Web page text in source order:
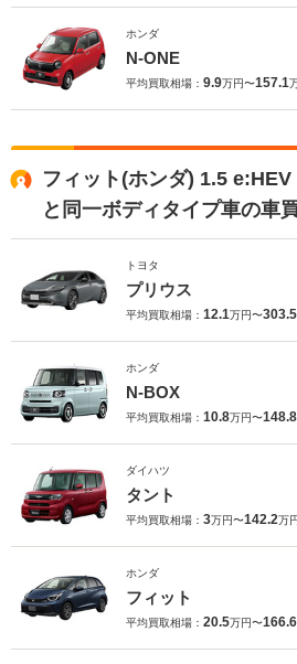
ホンダ
N-ONE
平均買取相場： 9.9万円〜157.1
フィット(ホンダ) 1.5
と同一ボディタイプ車の車
トヨタ
プリウス
平均買取相場： 12.1万円〜303.5
ホンダ
N-BOX
平均買取相場： 10.8万円〜148.8
ダイハツ
タント
平均買取相場： 3万円〜142.2万
ホンダ
フィット
平均買取相場： 20.5万円〜166.6